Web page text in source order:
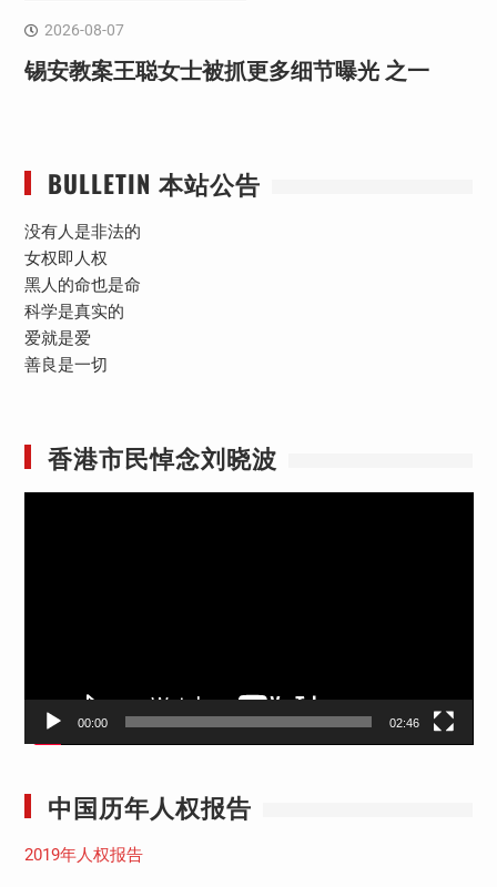
2026-08-07
锡安教案王聪女士被抓更多细节曝光 之一
BULLETIN 本站公告
没有人是非法的
女权即人权
黑人的命也是命
科学是真实的
爱就是爱
善良是一切
香港市民悼念刘晓波
00:00 02:46
中国历年人权报告
2019年人权报告